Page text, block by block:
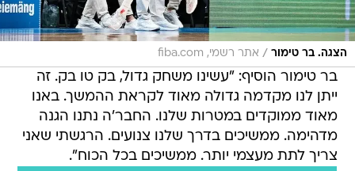
הצגה. בר טימור / אתר רשמי, fiba.com
בר טימור הוסיף: "עשינו משחק גדול, בק טו בק. זה
ייתן לנו מקדמה גדולה מאוד לקראת ההמשך. באנו
מאוד ממוקדים במטרות שלנו. החבר'ה נתנו הגנה
מדהימה. ממשיכים בדרך שלנו צנועים. הרגשתי שאני
צריך לתת מעצמי יותר. ממשיכים בכל הכוח".